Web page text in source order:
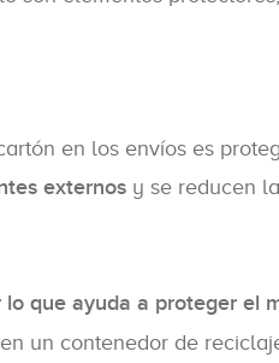
en los envíos es
externos y se reducen
que ayuda a proteger el
un contenedor de